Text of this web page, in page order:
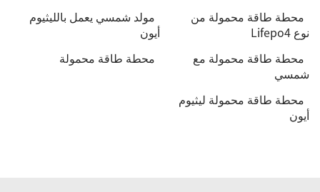
محطة طاقة محمولة من
نوع Lifepo4
مولد شمسي يعمل بالليثيوم
أيون
محطة طاقة محمولة مع
شمسي
محطة طاقة محمولة
محطة طاقة محمولة ليثيوم
أيون